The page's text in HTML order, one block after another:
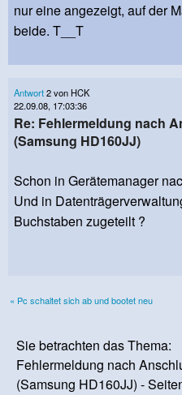
nur eine angezeigt, auf der
beide. T__T
Antwort2 von HCK
22.09.08, 17:03:36
Re: Fehlermeldung nach
(Samsung HD160JJ)
Schon in Gerätemanager
Und in
Buchstaben zugeteilt ?
« Pc schaltet sich ab und bootet neu
Sie betrachten das Thema:
Fehlermeldung nach
(Samsung HD160JJ) -